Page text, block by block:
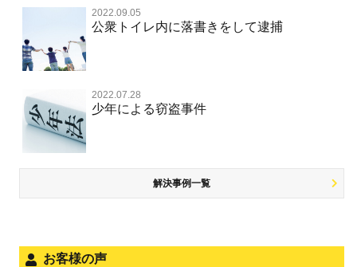
公務執行妨害
自転車事故
銃刀法違反
風営法・風適法違反
児童虐待・保護責任者遺棄
事件のことを秘密にしたい
被害届・告訴・告発されたら
公務執行妨害罪
逮捕・監禁
暴行・傷害
略取・誘拐・人身売買
不同意わいせつ（旧 強制わいせつ，準強制わいせつ）
公然わいせつ罪，わいせつ物頒布等罪，淫行勧誘罪
児童ポルノ リベンジポルノ
痴漢
盗撮，のぞき行為
窃盗罪
知的財産と刑事事件
恐喝
盗品売買・譲り受け等
覚せい剤
危険ドラッグ
大麻
麻薬及び向精神薬
交通違反・交通事故 TOP
交通事故 交通違反と刑事事件
自転車事故
人身事故・死亡事故
無免許運転
その他 TOP
児童虐待・保護責任者遺棄
住居侵入等
銃刀法違反
ストーカー事件
不正競争防止法
司法取引・刑事免責
取調べの注意点
少年事件の手続と特色
少年事件の処分
被害届・告訴・告発の不安や悩み
面会・差し入れ
2022.09.05
公衆トイレ内に落書きをして逮捕
2022.07.28
少年による窃盗事件
解決事例一覧
お客様の声